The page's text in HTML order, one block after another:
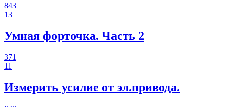
843
13
Умная форточка. Часть 2
371
11
Измерить усилие от эл.привода.